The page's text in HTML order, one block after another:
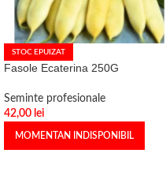
STOC EPUIZAT
Fasole Ecaterina 250G
Seminte profesionale
42,00 lei
MOMENTAN INDISPONIBIL